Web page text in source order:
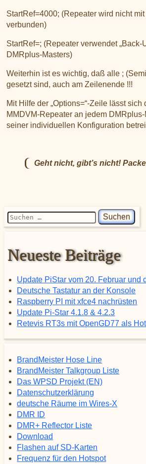
StartRef=4000; (Repeater wird nicht
verbunden)
StartRef=; (Repeater verwendet „Back-
DMRplus-Masters)
Weiterhin ist es wichtig, daß alle ;
gesetzt sind, auch am Zeilenende !!!
Mit Hilfe der „Options=“-Zeile lässt sich
MMDVM-Repeater an jedem
seiner individuellen Konfiguration
Geht nicht, gibt’s nicht!
Suchen nach:
Neueste Beiträge
Update PiStar vom 20. Februar und
Deutsche Tastatur an der Konsole
Raspberry PI mit xfce4 nachrüsten
Update Pi-Star 4.1.8 & 4.2.3
Retevis RT3s mit OpenGD77 als
BrandMeister Hose Line
BrandMeister Talkgroup Liste
Das WPSD Projekt (EN)
Datenschutzerklärung
deutsche Räume im Wires-X
DMR ID
DMR+ Reflector Liste
Download
Flashen auf SD-Karten
Frequenz für den Hotspot